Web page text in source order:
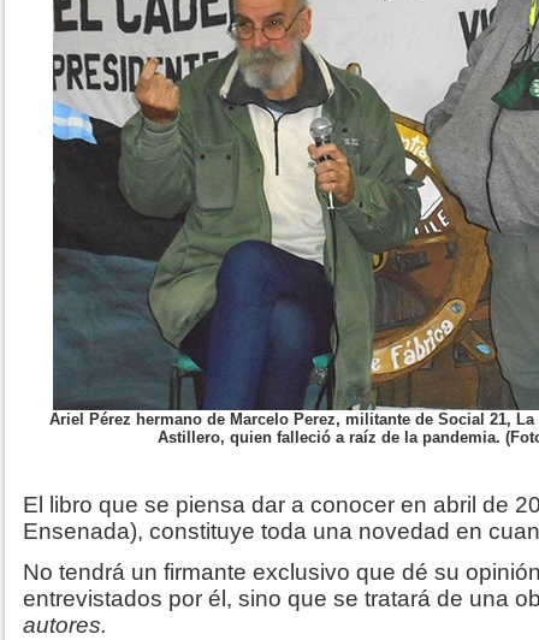
Ariel Pérez hermano de Marcelo Perez, militante de Social 21,
Astillero, quien falleció a raíz de la pandemia.
El libro que se piensa dar a conocer en abril de
Ensenada), constituye toda una novedad en
No tendrá un firmante exclusivo que dé su
entrevistados por él, sino que se tratará de una
autores.